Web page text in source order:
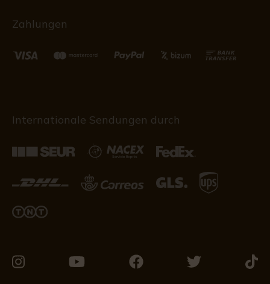
Zahlungen
Internationale Sendungen durch